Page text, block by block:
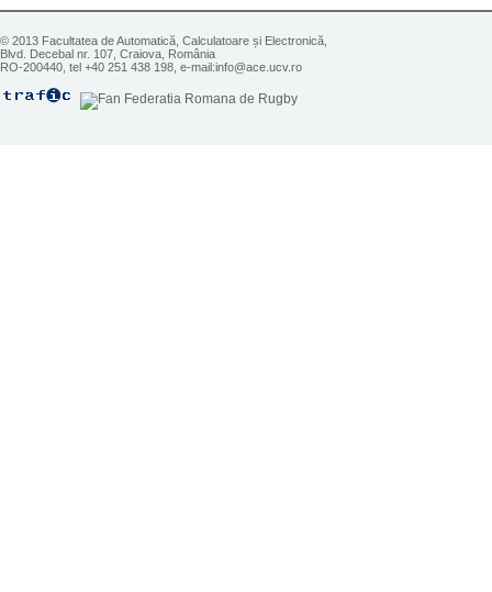
© 2013 Facultatea de Automatică, Calculatoare și Electronică,
Blvd. Decebal nr. 107, Craiova, România
RO-200440, tel +40 251 438 198, e-mail:info@ace.ucv.ro